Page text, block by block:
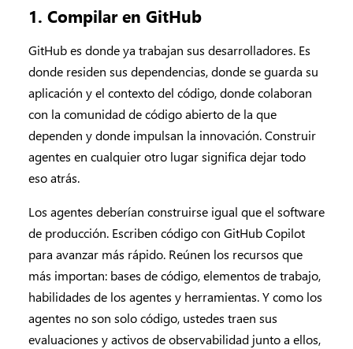
1. Compilar en GitHub
GitHub es donde ya trabajan sus desarrolladores. Es
donde residen sus dependencias, donde se guarda su
aplicación y el contexto del código, donde colaboran
con la comunidad de código abierto de la que
dependen y donde impulsan la innovación. Construir
agentes en cualquier otro lugar significa dejar todo
eso atrás.
Los agentes deberían construirse igual que el software
de producción. Escriben código con GitHub Copilot
para avanzar más rápido. Reúnen los recursos que
más importan: bases de código, elementos de trabajo,
habilidades de los agentes y herramientas. Y como los
agentes no son solo código, ustedes traen sus
evaluaciones y activos de observabilidad junto a ellos,